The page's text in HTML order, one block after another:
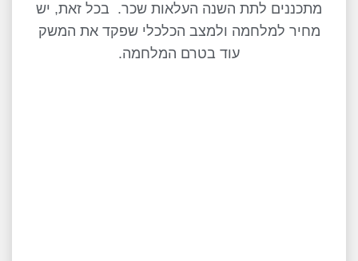
מתכננים לתת השנה העלאות שכר. בכל זאת, יש
מחיר למלחמה ולמצב הכלכלי שפקד את המשק
עוד בטרם המלחמה.